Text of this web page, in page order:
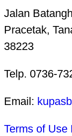
Jalan
Pracetak,
38223
Telp. 0736-
Email:
Terms of Use